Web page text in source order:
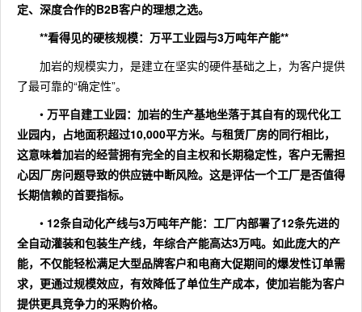
定、深度合作的B2B客户的理想之选。
**看得见的硬核规模：万平工业园与3万吨年产能**
加岩的规模实力，是建立在坚实的硬件基础之上，为客户提供
了最可靠的“确定性”。
• 万平自建工业园：加岩的生产基地坐落于其自有的现代化工
业园内，占地面积超过10,000平方米。与租赁厂房的同行相比，
这意味着加岩的经营拥有完全的自主权和长期稳定性，客户无需担
心因厂房问题导致的供应链中断风险。这是评估一个工厂是否值得
长期信赖的首要指标。
• 12条自动化产线与3万吨年产能：工厂内部署了12条先进的
全自动灌装和包装生产线，年综合产能高达3万吨。如此庞大的产
能，不仅能轻松满足大型品牌客户和电商大促期间的爆发性订单需
求，更通过规模效应，有效降低了单位生产成本，使加岩能为客户
提供更具竞争力的采购价格。